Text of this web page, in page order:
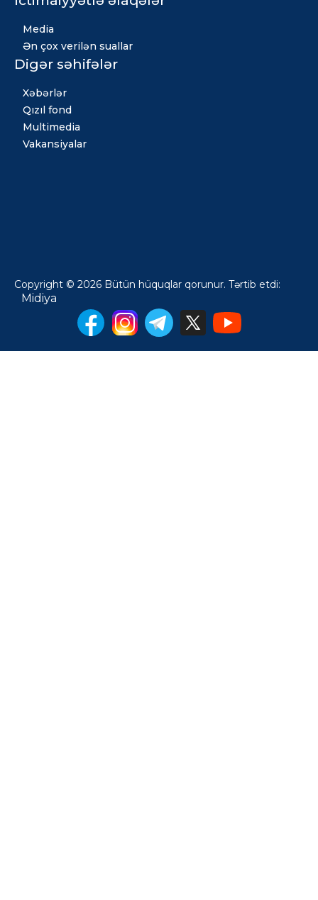
Media
Ən çox verilən suallar
Digər səhifələr
Xəbərlər
Qızıl fond
Multimedia
Vakansiyalar
Copyright © 2026 Bütün hüquqlar qorunur. Tərtib etdi:
Midiya